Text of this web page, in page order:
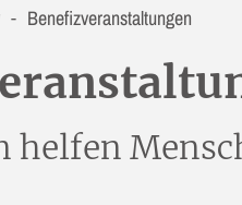
- Benefizveranstaltungen
helfen